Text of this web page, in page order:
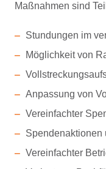
Maßnahmen sind
Stundungen im
Möglichkeit von
Anpassung von
Vereinfachter
Spendenaktionen
Vereinfachter